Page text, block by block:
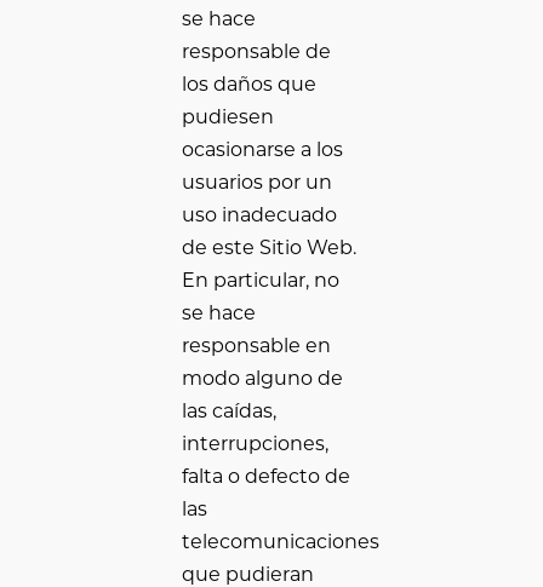
se hace
responsable de
los daños que
pudiesen
ocasionarse a los
usuarios por un
uso inadecuado
de este Sitio Web.
En particular, no
se hace
responsable en
modo alguno de
las caídas,
interrupciones,
falta o defecto de
las
telecomunicaciones
que pudieran